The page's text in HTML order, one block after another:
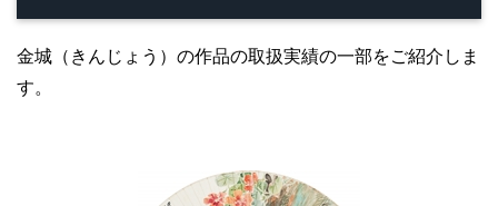
金城（きんじょう）の作品の取扱実績の一部をご紹介しま
す。